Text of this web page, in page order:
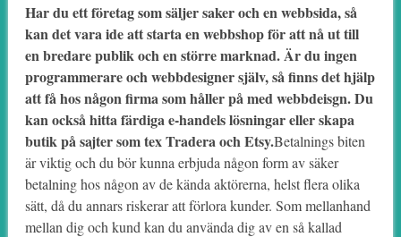
Har du ett företag som säljer saker och en webbsida, så
kan det vara ide att starta en webbshop för att nå ut till
en bredare publik och en större marknad. Är du ingen
programmerare och webbdesigner själv, så finns det hjälp
att få hos någon firma som håller på med webbdeisgn. Du
kan också hitta färdiga e-handels lösningar eller skapa
butik på sajter som tex Tradera och Etsy.Betalnings biten
är viktig och du bör kunna erbjuda någon form av säker
betalning hos någon av de kända aktörerna, helst flera olika
sätt, då du annars riskerar att förlora kunder. Som mellanhand
mellan dig och kund kan du använda dig av en så kallad